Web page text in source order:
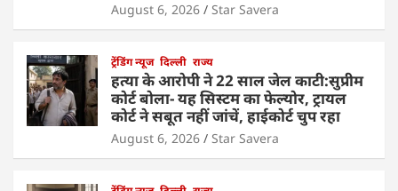
August 6, 2026 Star Savera
ट्रेंडिंग न्यूज दिल्ली राज्य
हत्या के आरोपी ने 22 साल जेल काटी:सुप्रीम
कोर्ट बोला- यह सिस्टम का फेल्योर, ट्रायल
कोर्ट ने सबूत नहीं जांचें, हाईकोर्ट चुप रहा
August 6, 2026 Star Savera